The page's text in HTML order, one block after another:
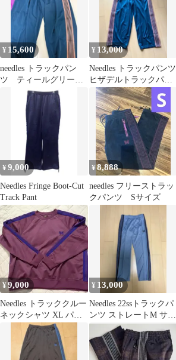
¥ 15,600
needles トラックパン
ツ ティールグリー
ン ヒザデル M
¥ 13,000
Needles トラックパンツ
ヒザデルトラックパン
ツ ブルー
¥9,000
Needles Fringe Boot-Cut
Track Pant
¥8,888
needles フリーストラッ
クパンツ Sサイズ
¥9,000
Needles トラッククルー
ネックシャツ XL パー
¥ 13,000
Needles 22ssトラックパ
ンツ ストレートM サッ
クスブルー